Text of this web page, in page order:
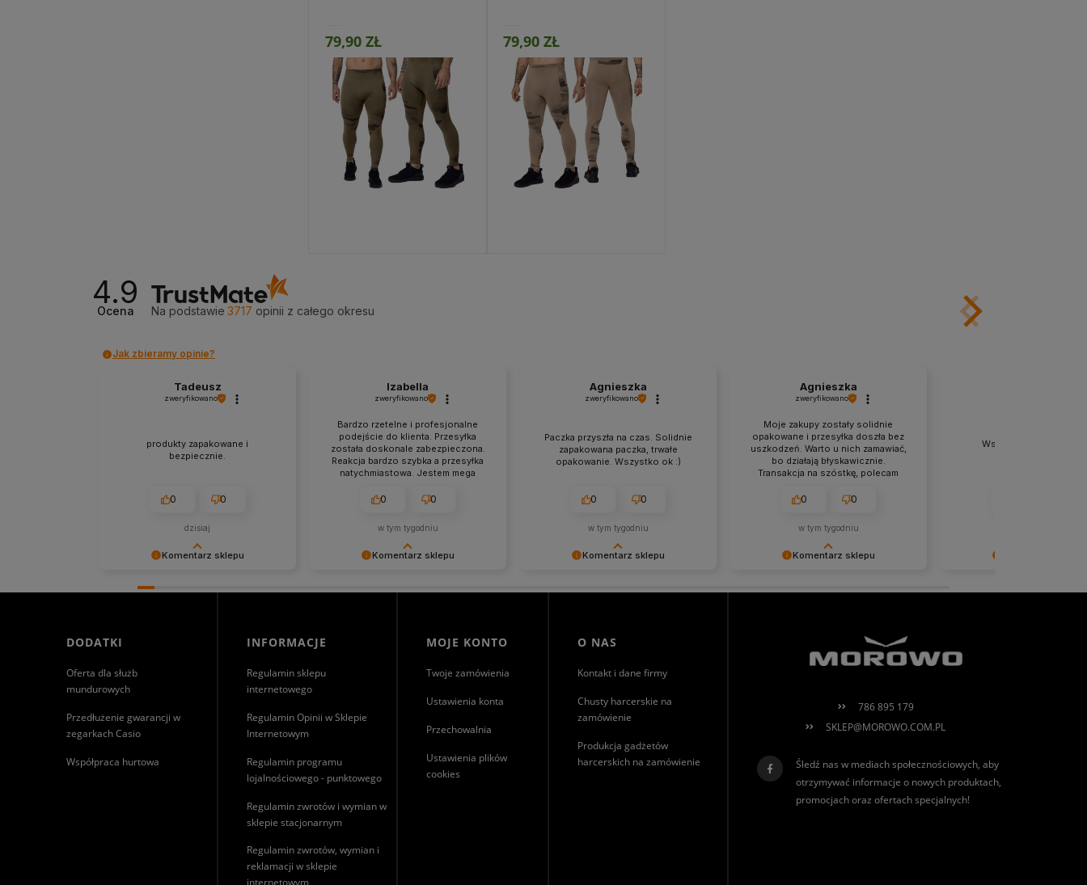
79,90 ZŁ 79,90 ZŁ
4.9
Ocena Na podstawie 3717 opinii z całego okresu
Jak zbieramy opinie?
Komentarz sklepu
Mamy szczerą nadzieję, że
na dłużej. Z serdecznymi
Tadeusz
zweryfikowano
produkty zapakowane i
bezpiecznie.
0 0
dzisiaj
Komentarz sklepu
obsługa trafiła w Twoje gusta. Mamy
Izabella
zweryfikowano
Bardzo rzetelne i profesjonalne
podejście do klienta. Przesyłka
została doskonale zabezpieczona.
Reakcja bardzo szybka a przesyłka
natychmiastowa. Jestem mega
sklepie.
0 0
w tym tygodniu
Komentarz sklepu
Cieszymy się, że zakup przeszedł
świetnym klientom. Dziękujemy raz
Agnieszka
zweryfikowano
Paczka przyszła na czas. Solidnie
zapakowana paczka, trwałe
opakowanie. Wszystko ok :)
0 0
w tym tygodniu
Komentarz sklepu
ciepło oceniłeś naszą pracę. Mamy
pozdrawiamy, Morowo Team
Agnieszka
zweryfikowano
Moje zakupy zostały solidnie
opakowane i przesyłka doszła bez
uszkodzeń. Warto u nich zamawiać,
bo działają błyskawicznie.
Transakcja na szóstkę, polecam
0 0
w tym tygodniu
obsługa trafiła w Twoje
Wszystko gładko
DODATKI
Oferta dla służb
mundurowych
Przedłużenie gwarancji w
zegarkach Casio
Współpraca hurtowa
INFORMACJE
Regulamin sklepu
internetowego
Regulamin Opinii w Sklepie
Internetowym
Regulamin programu
lojalnościowego - punktowego
Regulamin zwrotów i wymian w
sklepie stacjonarnym
Regulamin zwrotów, wymian i
reklamacji w sklepie
MOJE KONTO
Twoje zamówienia
Ustawienia konta
Przechowalnia
Ustawienia plików
cookies
O NAS
Kontakt i dane firmy
Chusty harcerskie na
zamówienie
Produkcja gadżetów
harcerskich na zamówienie
786 895 179
SKLEP@MOROWO.COM.PL
Śledź nas w mediach społecznościowych, aby
otrzymywać informacje o nowych produktach,
promocjach oraz ofertach specjalnych!